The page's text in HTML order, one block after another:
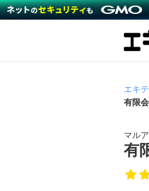
エキ
有限
マル
有